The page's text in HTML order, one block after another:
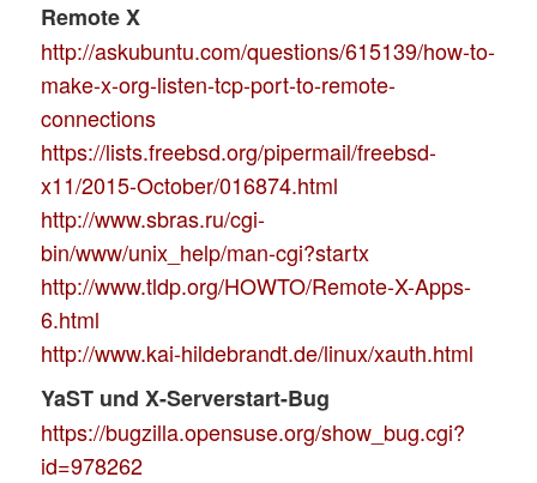
Remote X
http://askubuntu.com/questions/615139/how-to-
make-x-org-listen-tcp-port-to-remote-
connections
https://lists.freebsd.org/pipermail/freebsd-
x11/2015-October/016874.html
http://www.sbras.ru/cgi-
bin/www/unix_help/man-cgi?startx
http://www.tldp.org/HOWTO/Remote-X-Apps-
6.html
http://www.kai-hildebrandt.de/linux/xauth.html
YaST und X-Serverstart-Bug
https://bugzilla.opensuse.org/show_bug.cgi?
id=978262